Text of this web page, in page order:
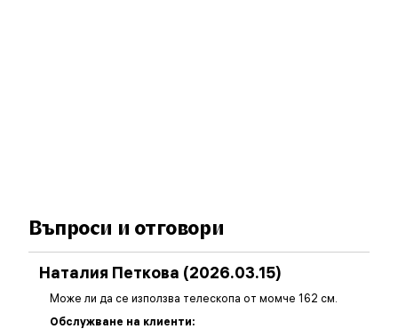
Въпроси и отговори
Наталия Петкова (2026.03.15)
Може ли да се използва телескопа от момче 162 см.
Обслужване на клиенти: